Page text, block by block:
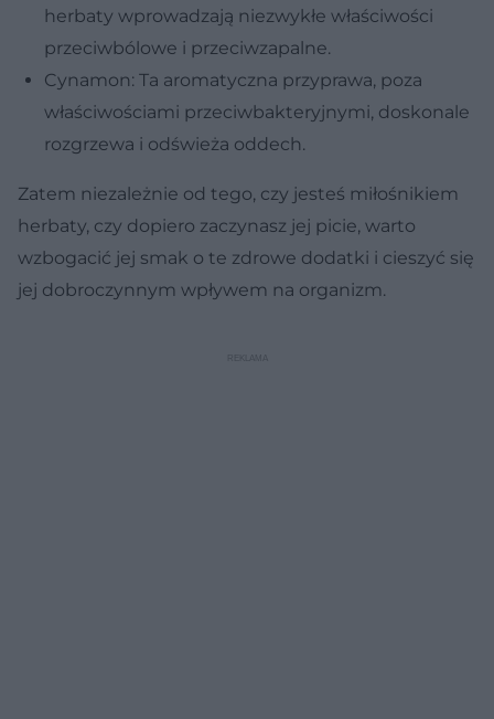
herbaty wprowadzają niezwykłe właściwości
przeciwbólowe i przeciwzapalne.
Cynamon: Ta aromatyczna przyprawa, poza
właściwościami przeciwbakteryjnymi, doskonale
rozgrzewa i odświeża oddech.
Zatem niezależnie od tego, czy jesteś miłośnikiem
herbaty, czy dopiero zaczynasz jej picie, warto
wzbogacić jej smak o te zdrowe dodatki i cieszyć się
jej dobroczynnym wpływem na organizm.